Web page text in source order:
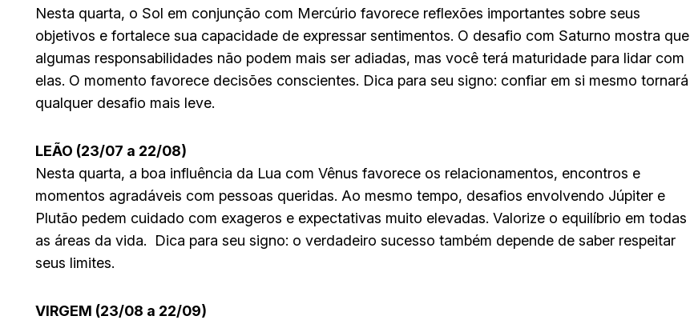
Nesta quarta, o Sol em conjunção com Mercúrio favorece reflexões importantes sobre seus
objetivos e fortalece sua capacidade de expressar sentimentos. O desafio com Saturno mostra que
algumas responsabilidades não podem mais ser adiadas, mas você terá maturidade para lidar com
elas. O momento favorece decisões conscientes. Dica para seu signo: confiar em si mesmo tornará
qualquer desafio mais leve.
LEÃO (23/07 a 22/08)
Nesta quarta, a boa influência da Lua com Vênus favorece os relacionamentos, encontros e
momentos agradáveis com pessoas queridas. Ao mesmo tempo, desafios envolvendo Júpiter e
Plutão pedem cuidado com exageros e expectativas muito elevadas. Valorize o equilíbrio em todas
as áreas da vida. Dica para seu signo: o verdadeiro sucesso também depende de saber respeitar
seus limites.
VIRGEM (23/08 a 22/09)